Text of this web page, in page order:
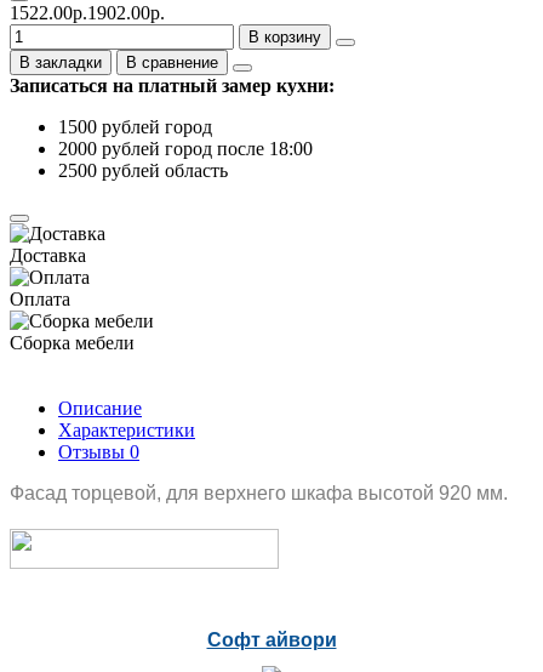
1522.00р.1902.00р.
В корзину
В закладки
В сравнение
Записаться на платный замер кухни:
1500 рублей город
2000 рублей город после 18:00
2500 рублей область
Доставка
Оплата
Сборка мебели
Описание
Характеристики
Отзывы 0
Фасад торцевой, для верхнего шкафа высотой 920 мм.
Софт айвори